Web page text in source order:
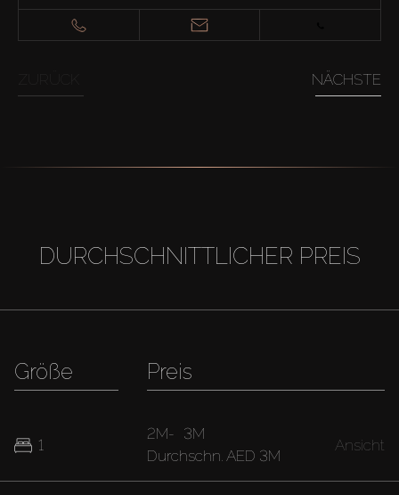
NÄCHSTE
DURCHSCHNITTLICHER PREIS
Größe
1
Preis
2M- 3M
Durchschn. AED 3M
Ansicht